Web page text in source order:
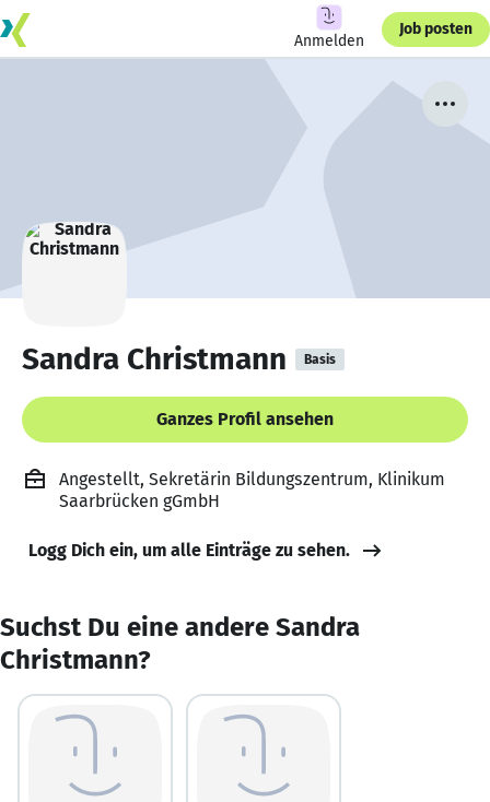
Anmelden
Job posten
Sandra Christmann Basis
Ganzes Profil ansehen
Angestellt, Sekretärin Bildungszentrum, Klinikum
Saarbrücken gGmbH
Logg Dich ein, um alle Einträge zu sehen.
Suchst Du eine andere Sandra
Christmann?